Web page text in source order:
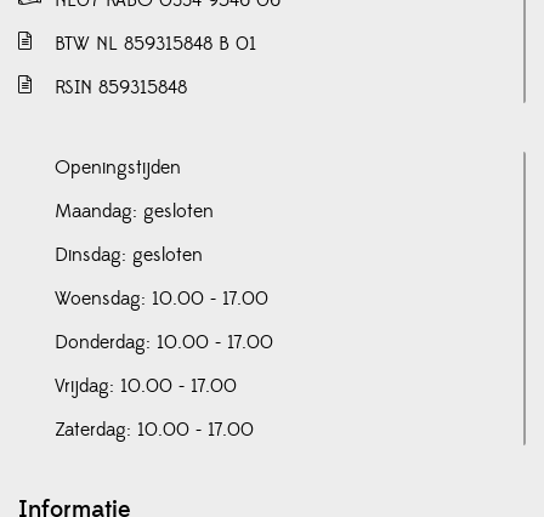
BTW NL 859315848 B 01
RSIN 859315848
Openingstijden
Maandag: gesloten
Dinsdag: gesloten
Woensdag: 10.00 - 17.00
Donderdag: 10.00 - 17.00
Vrijdag: 10.00 - 17.00
Zaterdag: 10.00 - 17.00
Informatie